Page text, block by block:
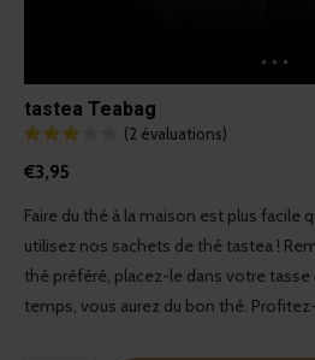
tastea Teabag
(2 évaluations)
€3,95
Faire du thé à la maison est plus facile
utilisez nos sachets de thé tastea !
thé préféré, placez-le dans votre
temps, vous aurez du bon thé.